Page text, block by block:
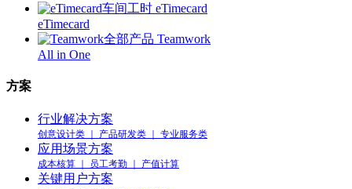
车间工时 eTimecard
eTimecard
全部产品 Teamwork
All in One
方案
行业解决方案
创意设计类 ｜ 产品研发类 ｜ 专业服务类
应用场景方案
成本核算 ｜ 员工考勤 ｜ 产值计算
关键用户方案